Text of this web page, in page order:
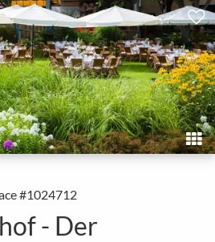
#1024712
- Der